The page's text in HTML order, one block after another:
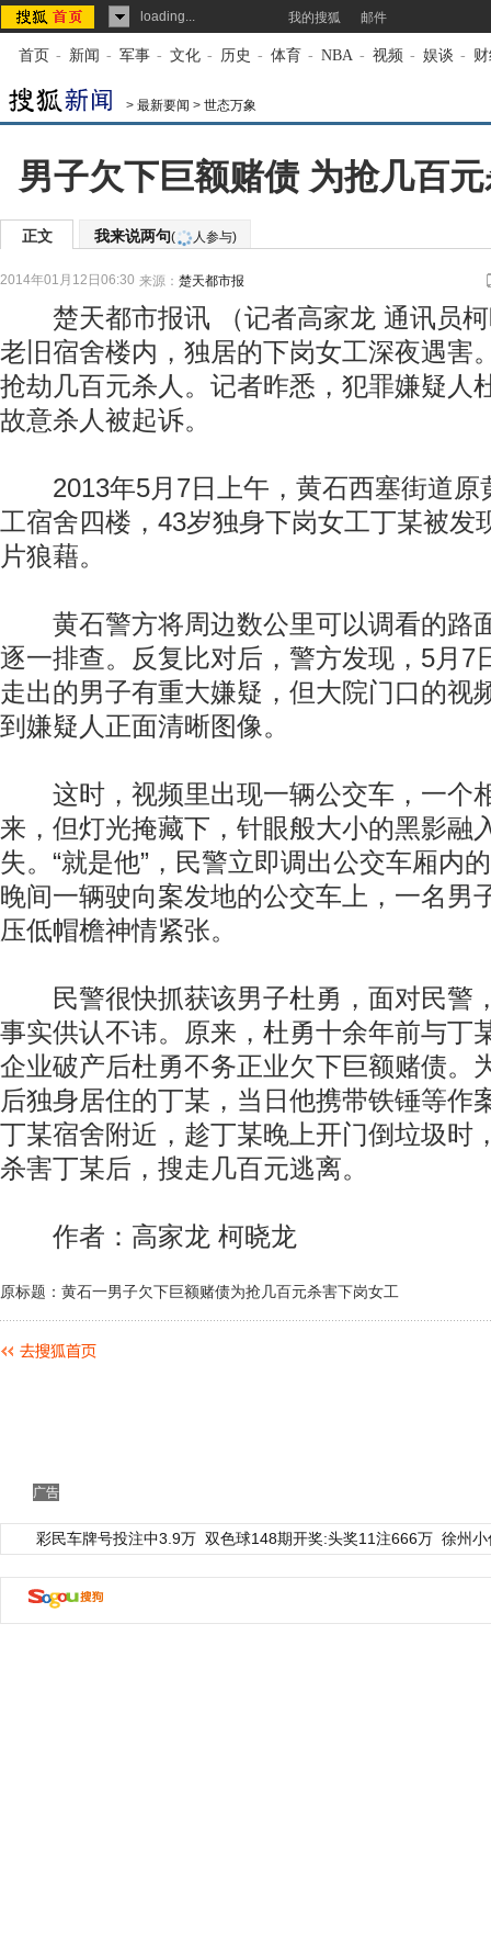
loading... 我的搜狐 邮件
首页 - 新闻 - 军事 - 文化 - 历史 - 体育 - NBA - 视频 - 娱谈 -
> 最新要闻 > 世态万象
男子欠下巨额赌债 为抢几百
正文 我来说两句( 人参与)
2014年01月12日06:30 来源： 楚天都市报
楚天都市报讯 （记者高家龙 通讯员柯
老旧宿舍楼内，独居的下岗女工深夜遇害
抢劫几百元杀人。记者昨悉，犯罪嫌疑人
故意杀人被起诉。
2013年5月7日上午，黄石西塞街道原
工宿舍四楼，43岁独身下岗女工丁某被发
片狼藉。
黄石警方将周边数公里可以调看的路
逐一排查。反复比对后，警方发现，5月7
走出的男子有重大嫌疑，但大院门口的视
到嫌疑人正面清晰图像。
这时，视频里出现一辆公交车，一个
来，但灯光掩藏下，针眼般大小的黑影融
失。“就是他”，民警立即调出公交车厢内
晚间一辆驶向案发地的公交车上，一名男
压低帽檐神情紧张。
民警很快抓获该男子杜勇，面对民警
事实供认不讳。原来，杜勇十余年前与丁
企业破产后杜勇不务正业欠下巨额赌债。
后独身居住的丁某，当日他携带铁锤等作
丁某宿舍附近，趁丁某晚上开门倒垃圾时
杀害丁某后，搜走几百元逃离。
作者：高家龙 柯晓龙
原标题：黄石一男子欠下巨额赌债为抢几百元杀害下岗女工
广告
彩民车牌号投注中3.9万 双色球148期开奖:头奖11注666万 徐州